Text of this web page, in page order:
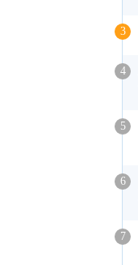
3
4
5
6
7